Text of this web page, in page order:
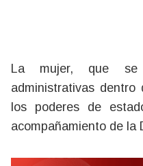
La mujer, que se
administrativas
los poderes de
acompañamiento de la